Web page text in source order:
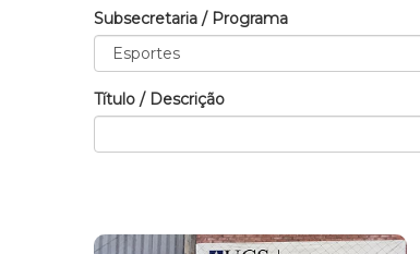
Subsecretaria / Programa
Título / Descrição